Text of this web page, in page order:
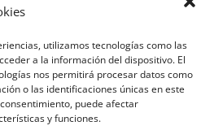
utilizamos tecnologías como las
a la información del dispositivo. El
nos permitirá procesar datos como
o las identificaciones únicas en este
puede afectar
y funciones.